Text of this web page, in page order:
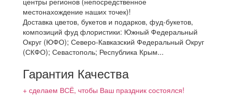
местонахождение наших точек)!
Доставка цветов, букетов и подарков, фуд-букетов,
композиций фуд флористики: Южный Федеральный
Округ (ЮФО); Северо-Кавказский Федеральный Округ
(СКФО); Севастополь; Республика Крым...
Гарантия Качества
+ сделаем ВСЁ, чтобы Ваш праздник состоялся!